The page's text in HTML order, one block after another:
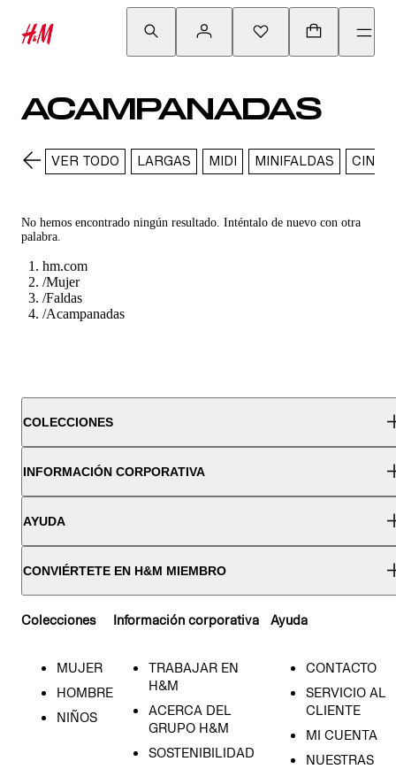
ACAMPANADAS
VER TODO LARGAS MIDI MINIFALDAS
No hemos encontrado ningún resultado. Inténtalo de nuevo con otra
palabra.
hm.com
/Mujer
/Faldas
/Acampanadas
COLECCIONES
INFORMACIÓN CORPORATIVA
AYUDA
CONVIÉRTETE EN H&M MIEMBRO
Colecciones
MUJER
HOMBRE
NIÑOS
Información corporativa
TRABAJAR EN
H&M
ACERCA DEL
GRUPO H&M
SOSTENIBILIDAD
Ayuda
CONTACTO
SERVICIO AL
CLIENTE
MI CUENTA
NUESTRAS